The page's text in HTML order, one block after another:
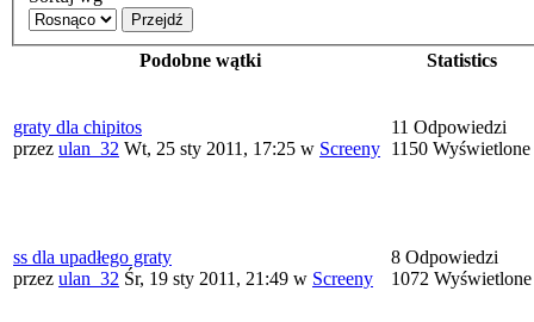
Przejdź
Podobne wątki Statistics
graty dla chipitos
przez ulan_32 Wt, 25 sty 2011, 17:25 w Screeny
11 Odpowiedzi
1150 Wyświetlone
ss dla upadłego graty
przez ulan_32 Śr, 19 sty 2011, 21:49 w Screeny
8 Odpowiedzi
1072 Wyświetlone